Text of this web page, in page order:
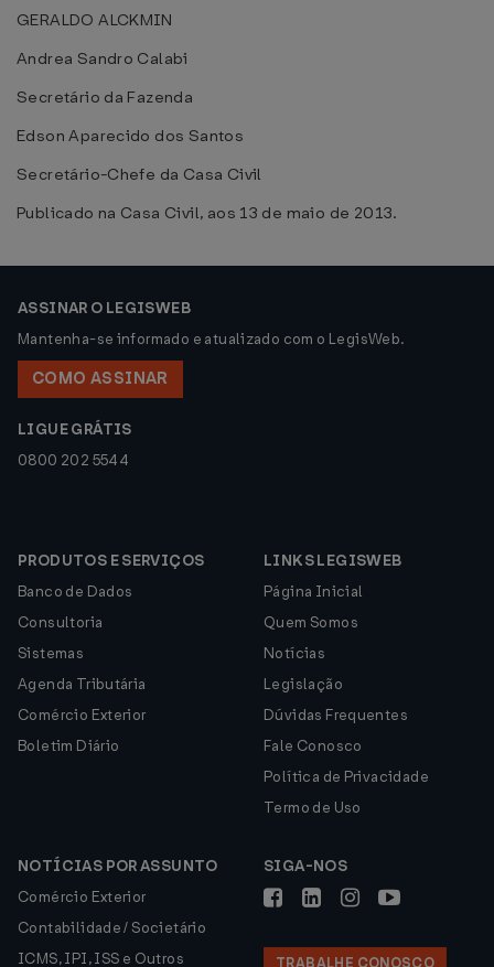
GERALDO ALCKMIN
Andrea Sandro Calabi
Secretário da Fazenda
Edson Aparecido dos Santos
Secretário-Chefe da Casa Civil
Publicado na Casa Civil, aos 13 de maio de 2013.
ASSINAR O LEGISWEB
Mantenha-se informado e atualizado com o LegisWeb.
COMO ASSINAR
LIGUE GRÁTIS
0800 202 5544
PRODUTOS E SERVIÇOS
Banco de Dados
Consultoria
Sistemas
Agenda Tributária
Comércio Exterior
Boletim Diário
LINKS LEGISWEB
Página Inicial
Quem Somos
Notícias
Legislação
Dúvidas Frequentes
Fale Conosco
Política de Privacidade
Termo de Uso
NOTÍCIAS POR ASSUNTO
Comércio Exterior
Contabilidade / Societário
ICMS, IPI, ISS e Outros
SIGA-NOS